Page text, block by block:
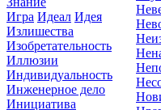
Игра Идеал Идея
Излишества
Изобретательность
Иллюзии
Индивидуальность
Инженерное дело
Инициатива